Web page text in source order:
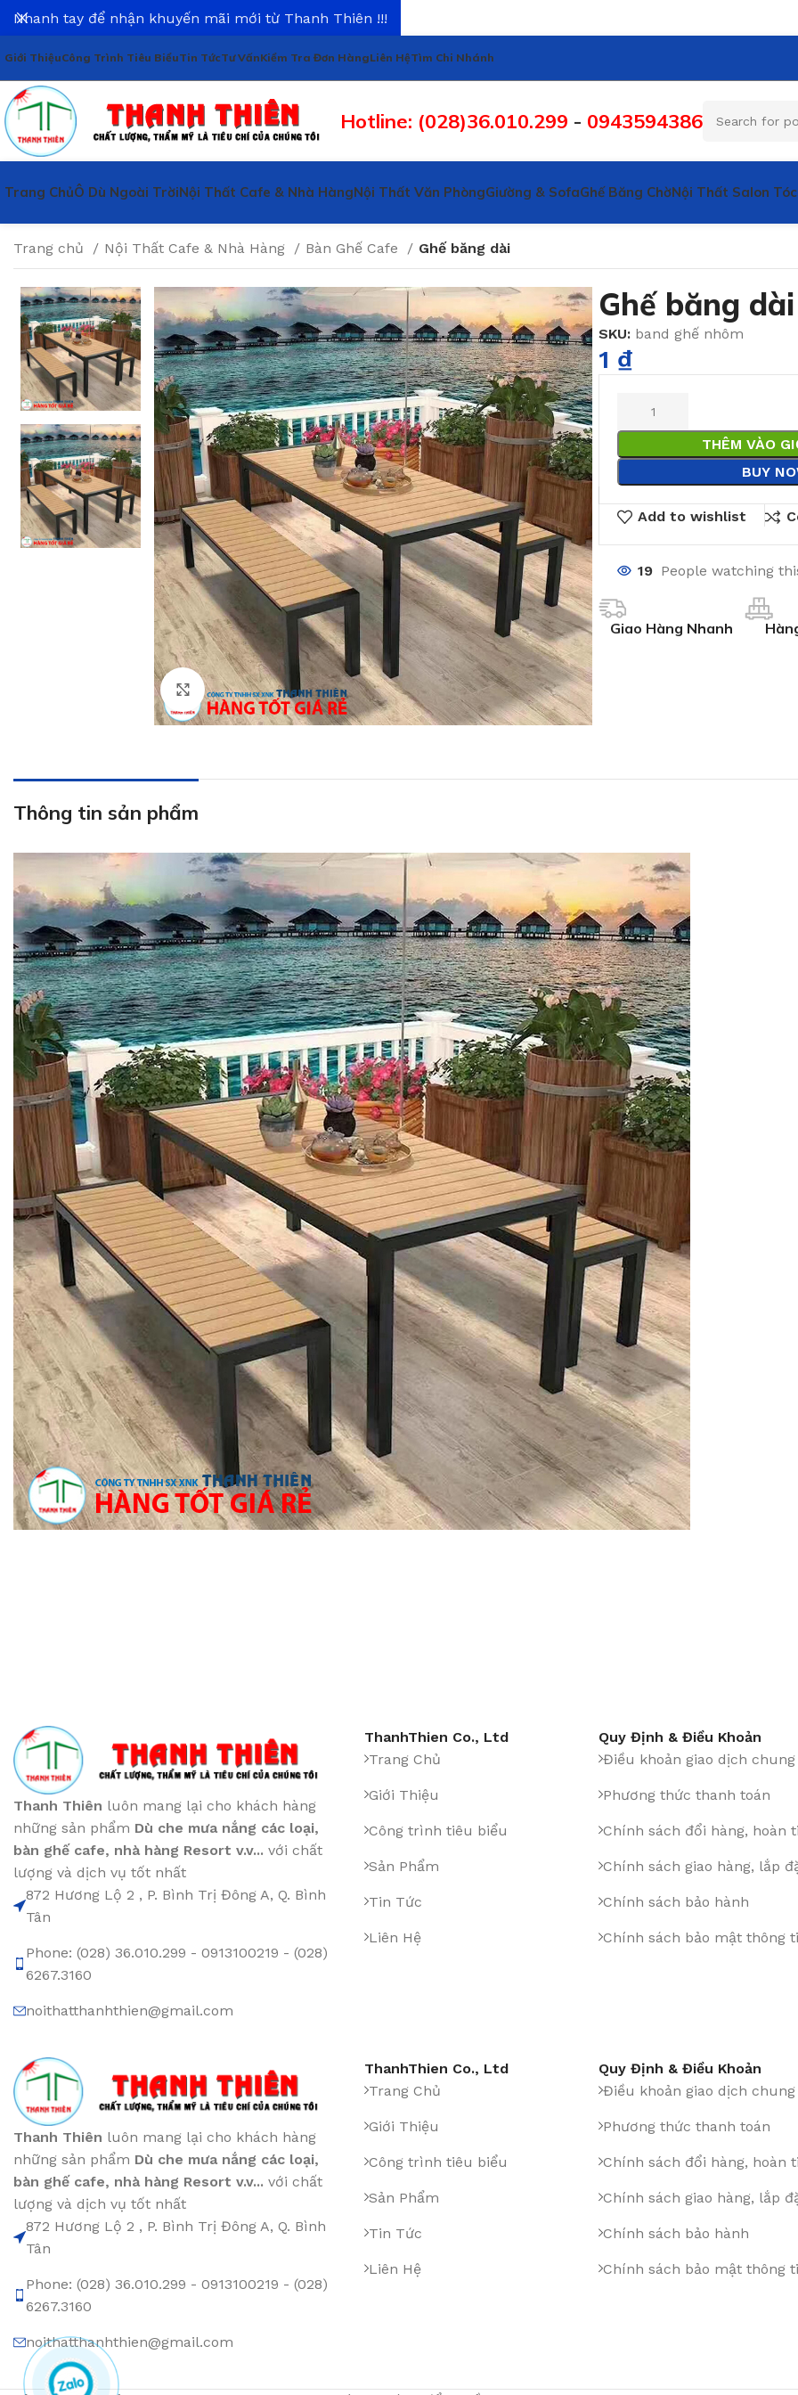
Giới ThiệuCông Trình Tiêu BiểuTin TứcTư VấnKiểm Tra Đơn HàngLiên HệTìm Chi Nhánh
Hotline: (028)36.010.299 - 0943594386
Trang ChủÔ Dù Ngoài TrờiNội Thất Cafe & Nhà HàngNội Thất Văn PhòngGiường & SofaGhế Băng ChờNội Thất Salon Tóc
Trang chủ Nội Thất Cafe & Nhà Hàng Bàn Ghế Cafe Ghế băng dài
Click to enlarge
Ghế băng dài
SKU: band ghế nhôm
1 ₫
THÊM VÀO
BUY
Add to wishlist
19 People watching
Giao Hàng Nhanh
Thông tin sản phẩm
Thanh Thiên luôn mang lại cho khách hàng
những sản phẩm Dù che mưa nắng các loại,
bàn ghế cafe, nhà hàng Resort v.v... với chất
lượng và dịch vụ tốt nhất
872 Hương Lộ 2 , P. Bình Trị Đông A, Q. Bình
Tân
Phone: (028) 36.010.299 - 0913100219 - (028)
6267.3160
noithatthanhthien@gmail.com
ThanhThien Co., Ltd
Trang Chủ
Giới Thiệu
Công trình tiêu biểu
Sản Phẩm
Tin Tức
Liên Hệ
Quy Định & Điều Khoản
Điều khoản giao dịch chung
Phương thức thanh toán
Chính sách đổi hàng, hoàn
Chính sách giao hàng, lắp
Chính sách bảo hành
Chính sách bảo mật thông
Thanh Thiên luôn mang lại cho khách hàng
những sản phẩm Dù che mưa nắng các loại,
bàn ghế cafe, nhà hàng Resort v.v... với chất
lượng và dịch vụ tốt nhất
872 Hương Lộ 2 , P. Bình Trị Đông A, Q. Bình
Tân
Phone: (028) 36.010.299 - 0913100219 - (028)
6267.3160
noithatthanhthien@gmail.com
ThanhThien Co., Ltd
Trang Chủ
Giới Thiệu
Công trình tiêu biểu
Sản Phẩm
Tin Tức
Liên Hệ
Quy Định & Điều Khoản
Điều khoản giao dịch chung
Phương thức thanh toán
Chính sách đổi hàng, hoàn
Chính sách giao hàng, lắp
Chính sách bảo hành
Chính sách bảo mật thông
Nhanh tay để nhận khuyến mãi mới từ Thanh Thiên !!!